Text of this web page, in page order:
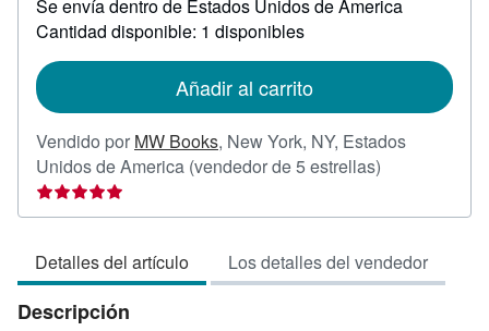
información
sobre
las
envío
Se envía dentro de Estados Unidos de America
Cantidad disponible: 1 disponibles
Añadir al carrito
Vendido por MW Books, New York, NY, Estados
Unidos de America (vendedor de 5 estrellas)
vendedor:
de
5
Detalles del artículo Los detalles del vendedor
Descripción